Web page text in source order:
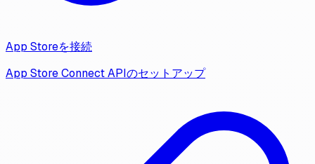
App Storeを接続
App Store Connect APIのセットアップ